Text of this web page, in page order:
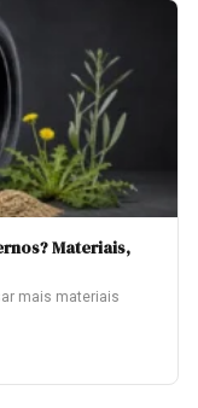
Materiais,
mais materiais